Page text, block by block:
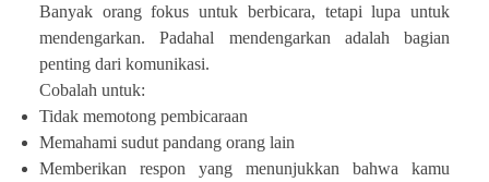
Banyak orang fokus untuk berbicara, tetapi lupa untuk
mendengarkan. Padahal mendengarkan adalah bagian
penting dari komunikasi.
Cobalah untuk:
Tidak memotong pembicaraan
Memahami sudut pandang orang lain
Memberikan respon yang menunjukkan bahwa kamu